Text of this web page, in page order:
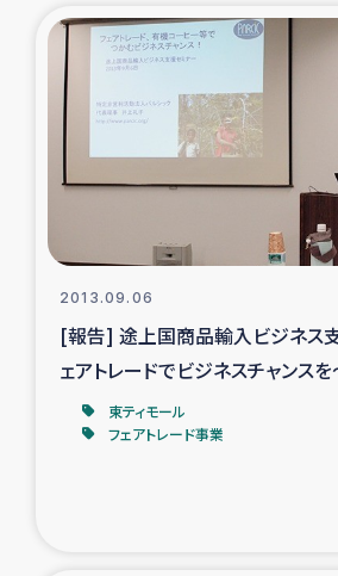
ミャンマー緊急支
タイ国境ミャンマー移民
漁民によるマングローブ
レバノンでのシリア難民への
レバノンでのシリア難民への
レバノンでのシリア難民・レバノ
2013.09.06
[報告] 途上国商品輸入ビジネス
ェアトレードでビジネスチャンス
東ティモール
フェアトレード事業